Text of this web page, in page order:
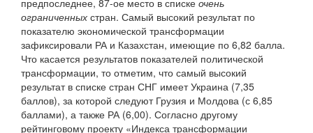
предпоследнее, 87-ое место в списке очень
ограниченных стран. Самый высокий результат по
показателю экономической трансформации
зафиксировали РА и Казахстан, имеющие по 6,82 балла.
Что касается результатов показателей политической
трансформации, то отметим, что самый высокий
результат в списке стран СНГ имеет Украина (7,35
баллов), за которой следуют Грузия и Молдова (с 6,85
баллами), а также РА (6,00). Согласно другому
рейтинговому проекту «Индекса трансформации